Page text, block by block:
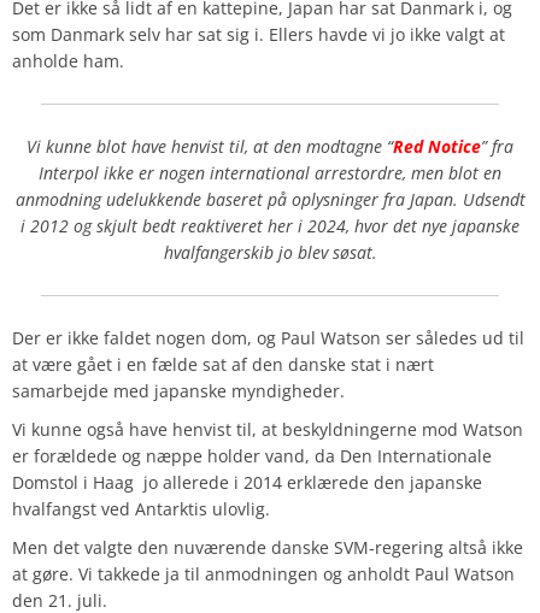
Det er ikke så lidt af en kattepine, Japan har sat Danmark i, og
som Danmark selv har sat sig i. Ellers havde vi jo ikke valgt at
anholde ham.
Vi kunne blot have henvist til, at den modtagne “Red Notice” fra
Interpol ikke er nogen international arrestordre, men blot en
anmodning udelukkende baseret på oplysninger fra Japan. Udsendt
i 2012 og skjult bedt reaktiveret her i 2024, hvor det nye japanske
hvalfangerskib jo blev søsat.
Der er ikke faldet nogen dom, og Paul Watson ser således ud til
at være gået i en fælde sat af den danske stat i nært
samarbejde med japanske myndigheder.
Vi kunne også have henvist til, at beskyldningerne mod Watson
er forældede og næppe holder vand, da Den Internationale
Domstol i Haag jo allerede i 2014 erklærede den japanske
hvalfangst ved Antarktis ulovlig.
Men det valgte den nuværende danske SVM-regering altså ikke
at gøre. Vi takkede ja til anmodningen og anholdt Paul Watson
den 21. juli.